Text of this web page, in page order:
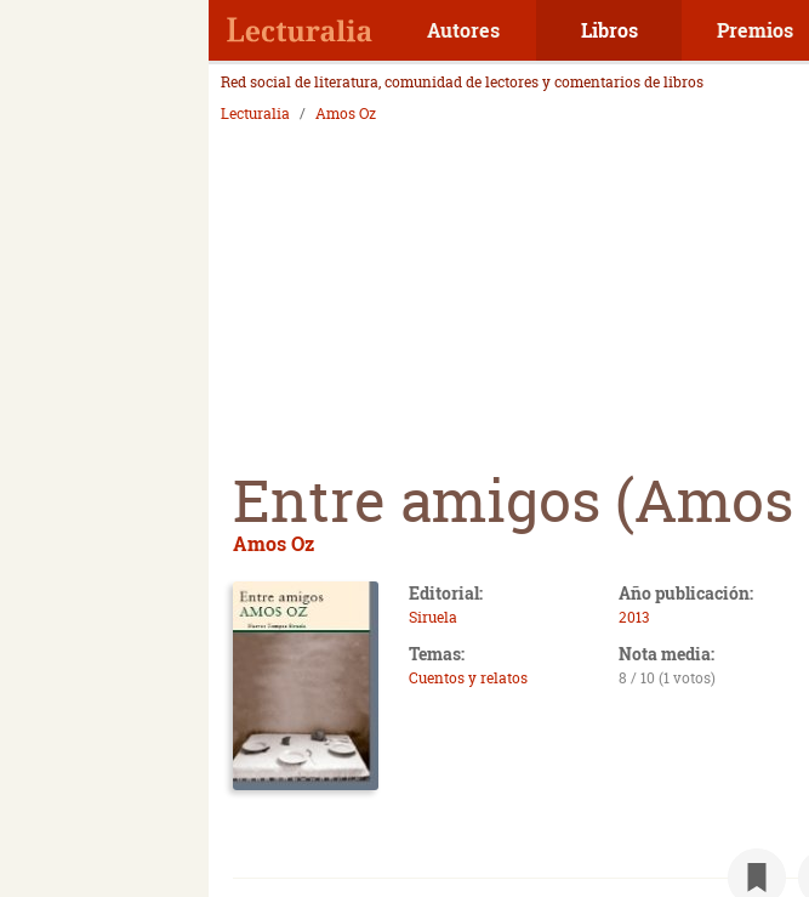
Autores Libros Premios
Red social de literatura, comunidad de lectores y comentarios de libros
Lecturalia
Amos Oz
Entre amigos (Amos
Amos Oz
Editorial:
Siruela
Año publicación:
2013
Temas:
Cuentos y relatos
Nota media:
8 / 10 (1 votos)